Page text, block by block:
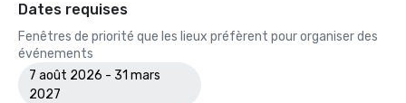
Dates requises
Fenêtres de priorité que les lieux préfèrent pour organiser des
événements
7 août 2026 - 31 mars
2027